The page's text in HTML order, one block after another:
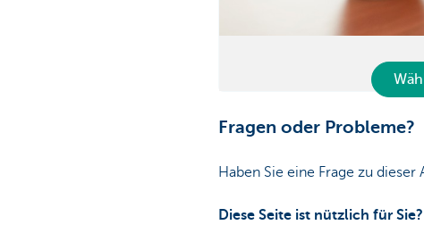
Fragen oder Probleme?
Haben Sie eine Frage zu dieser
Diese Seite ist nützlich für Sie?